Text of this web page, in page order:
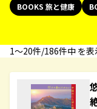
BOOKS 旅と健康
1〜20件/186件中 を表